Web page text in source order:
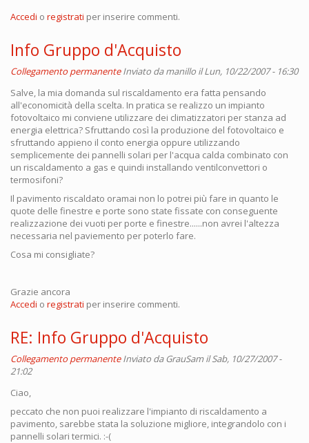
Accedi o registrati per inserire commenti.
Info Gruppo d'Acquisto
Collegamento permanente Inviato damanillo il Lun, 10/22/2007 - 16:30
Salve, la mia domanda sul riscaldamento era fatta pensando
all'economicità della scelta. In pratica se realizzo un impianto
fotovoltaico mi conviene utilizzare dei climatizzatori per stanza ad
energia elettrica? Sfruttando così la produzione del fotovoltaico e
sfruttando appieno il conto energia oppure utilizzando
semplicemente dei pannelli solari per l'acqua calda combinato con
un riscaldamento a gas e quindi installando ventilconvettori o
termosifoni?
Il pavimento riscaldato oramai non lo potrei più fare in quanto le
quote delle finestre e porte sono state fissate con conseguente
realizzazione dei vuoti per porte e finestre......non avrei l'altezza
necessaria nel paviemento per poterlo fare.
Cosa mi consigliate?
Grazie ancora
Accedi o registrati per inserire commenti.
RE: Info Gruppo d'Acquisto
Collegamento permanente Inviato daGrauSamil Sab, 10/27/2007 -
21:02
Ciao,
peccato che non puoi realizzare l'impianto di riscaldamento a
pavimento, sarebbe stata la soluzione migliore, integrandolo con i
pannelli solari termici. :-(